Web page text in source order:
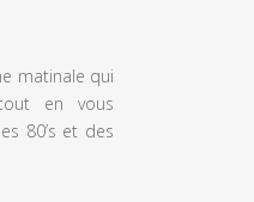
matinale qui
en vous
80’s et des